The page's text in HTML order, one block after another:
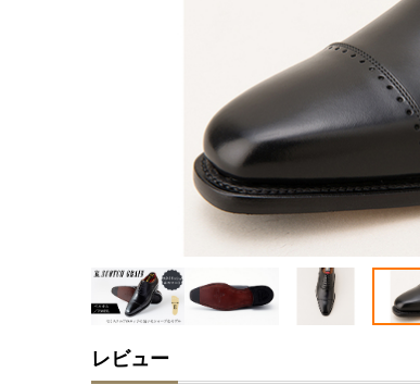
レビュー